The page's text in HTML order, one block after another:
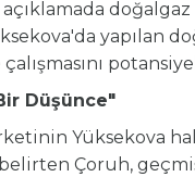
açıklamada
yapılan
çalışmasını
Düşünce"
Yüksekova
Çoruh,